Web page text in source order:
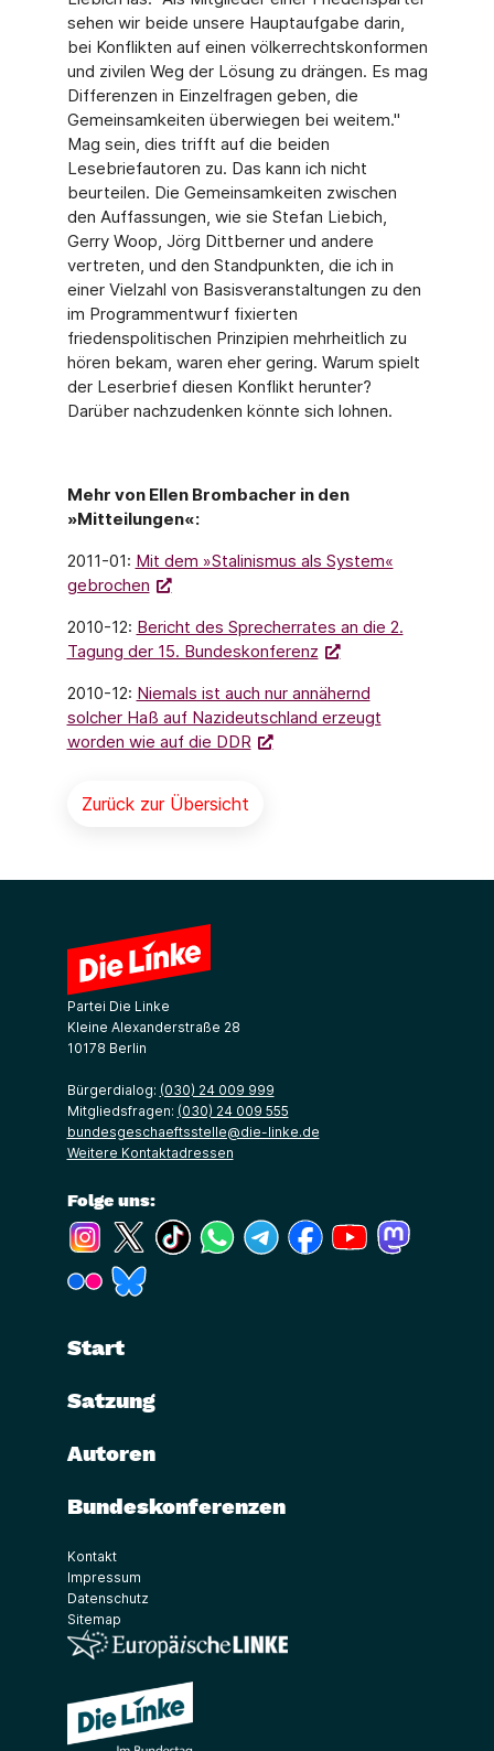
sehen wir beide unsere Hauptaufgabe darin,
bei Konflikten auf einen völkerrechtskonformen
und zivilen Weg der Lösung zu drängen. Es mag
Differenzen in Einzelfragen geben, die
Gemeinsamkeiten überwiegen bei weitem."
Mag sein, dies trifft auf die beiden
Lesebriefautoren zu. Das kann ich nicht
beurteilen. Die Gemeinsamkeiten zwischen
den Auffassungen, wie sie Stefan Liebich,
Gerry Woop, Jörg Dittberner und andere
vertreten, und den Standpunkten, die ich in
einer Vielzahl von Basisveranstaltungen zu den
im Programmentwurf fixierten
friedenspolitischen Prinzipien mehrheitlich zu
hören bekam, waren eher gering. Warum spielt
der Leserbrief diesen Konflikt herunter?
Darüber nachzudenken könnte sich lohnen.
Mehr von Ellen Brombacher in den
»Mitteilungen«:
2011-01: Mit dem »Stalinismus als System«
gebrochen
2010-12: Bericht des Sprecherrates an die 2.
Tagung der 15. Bundeskonferenz
2010-12: Niemals ist auch nur annähernd
solcher Haß auf Nazideutschland erzeugt
worden wie auf die DDR
Zurück zur Übersicht
Partei Die Linke
Kleine Alexanderstraße 28
10178 Berlin
Bürgerdialog: (030) 24 009 999
Mitgliedsfragen: (030) 24 009 555
bundesgeschaeftsstelle@die-linke.de
Weitere Kontaktadressen
Folge uns:
(Link öffnet ein neues Fenster)
(Link öffnet ein neues Fenster)
(Link öffnet ein neues Fenster)
(Link öffnet ein neues Fenster)
(Link öffnet ein neues Fenster)
(Link öffnet ein neues
(Link öffnet ein
(Link öffnet ein neues Fenster)
Start
Satzung
Autoren
Bundeskonferenzen
Kontakt
Impressum
Datenschutz
Sitemap
(Link öffnet ein neues Fenster)